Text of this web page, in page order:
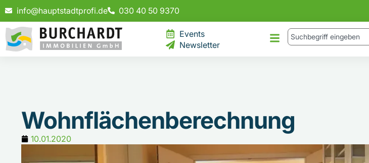
info@hauptstadtprofi.de 030 40 50 9370
Events
Newsletter
Wohnflächenberechnung
10.01.2020